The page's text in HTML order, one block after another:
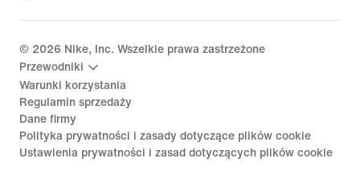
© 2026 Nike, Inc. Wszelkie prawa zastrzeżone
Przewodniki
Warunki korzystania
Regulamin sprzedaży
Dane firmy
Polityka prywatności i zasady dotyczące plików cookie
Ustawienia prywatności i zasad dotyczących plików cookie